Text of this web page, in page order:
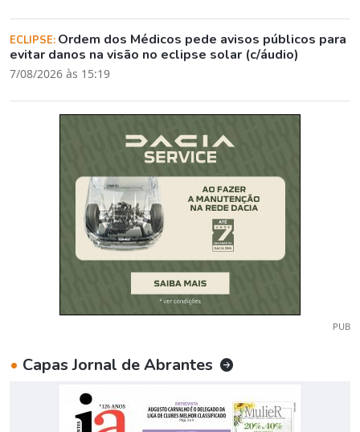
ECLIPSE: Ordem dos Médicos pede avisos públicos para
evitar danos na visão no eclipse solar (c/áudio)
7/08/2026 às 15:19
PUB
• Capas Jornal de Abrantes